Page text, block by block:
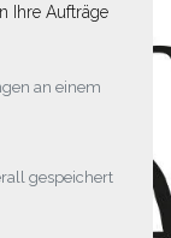
Ihre Aufträge
an einem
gespeichert